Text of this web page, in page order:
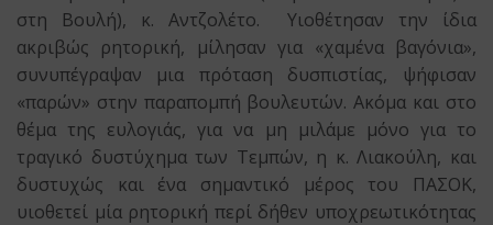
στη Βουλή), κ. Αντζολέτο. Υιοθέτησαν την ίδια
ακριβώς ρητορική, μίλησαν για «χαμένα βαγόνια»,
συνυπέγραψαν μια πρόταση δυσπιστίας, ψήφισαν
«παρών» στην παραπομπή βουλευτών. Ακόμα και στο
θέμα της ευλογιάς, για να μη μιλάμε μόνο για το
τραγικό δυστύχημα των Τεμπών, η κ. Λιακούλη, και
δυστυχώς και ένα σημαντικό μέρος του ΠΑΣΟΚ,
υιοθετεί μία ρητορική περί δήθεν υποχρεωτικότητας